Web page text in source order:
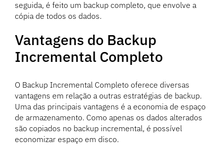
seguida, é feito um backup completo, que envolve a
cópia de todos os dados.
Vantagens do Backup
Incremental Completo
O Backup Incremental Completo oferece diversas
vantagens em relação a outras estratégias de backup.
Uma das principais vantagens é a economia de espaço
de armazenamento. Como apenas os dados alterados
são copiados no backup incremental, é possível
economizar espaço em disco.